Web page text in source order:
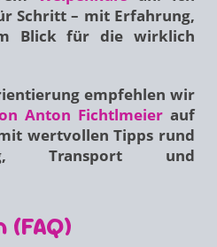
Schritt – mit Erfahrung,
Blick für die wirklich
empfehlen wir
Anton Fichtlmeierauf
wertvollen Tipps rund
Transport und